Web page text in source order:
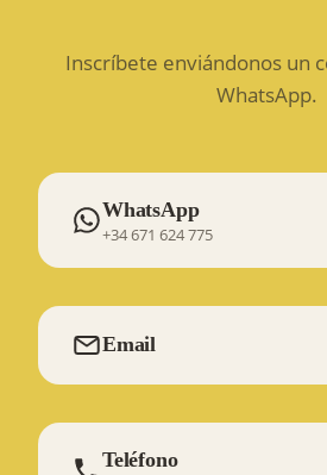
Inscríbete enviándonos un
WhatsApp.
WhatsApp
+34 671 624 775
Email
Teléfono